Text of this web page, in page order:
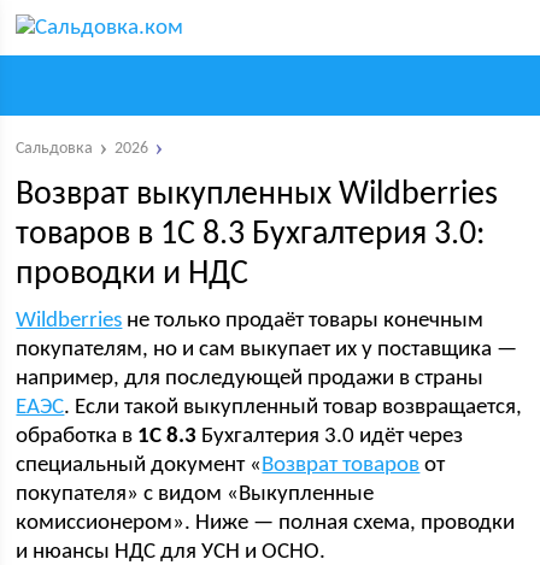
Сальдовка 2026
Возврат выкупленных Wildberries
товаров в 1С 8.3 Бухгалтерия 3.0:
проводки и НДС
Wildberries не только продаёт товары конечным
покупателям, но и сам выкупает их у поставщика —
например, для последующей продажи в страны
ЕАЭС. Если такой выкупленный товар возвращается,
обработка в 1С 8.3 Бухгалтерия 3.0 идёт через
специальный документ «Возврат товаров от
покупателя» с видом «Выкупленные
комиссионером». Ниже — полная схема, проводки
и нюансы НДС для УСН и ОСНО.